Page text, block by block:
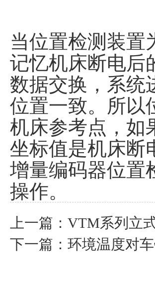
当位置检测装置
记忆机床断电后
数据交换，系统
位置一致。所以
机床参考点，如
坐标值是机床断
增量编码器位置
操作。
上一篇： VTM系列立
下一篇： 环境温度对